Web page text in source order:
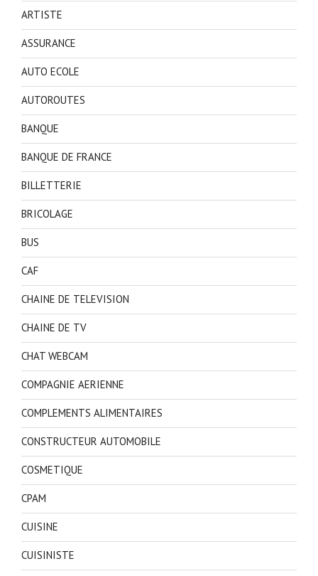
ARTISTE
ASSURANCE
AUTO ECOLE
AUTOROUTES
BANQUE
BANQUE DE FRANCE
BILLETTERIE
BRICOLAGE
BUS
CAF
CHAINE DE TELEVISION
CHAINE DE TV
CHAT WEBCAM
COMPAGNIE AERIENNE
COMPLEMENTS ALIMENTAIRES
CONSTRUCTEUR AUTOMOBILE
COSMETIQUE
CPAM
CUISINE
CUISINISTE